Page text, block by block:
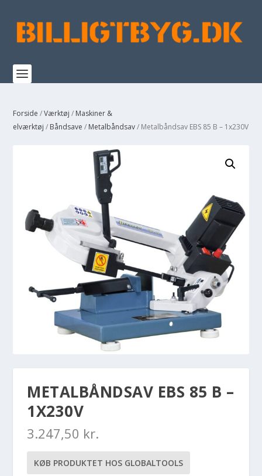
Forside /Værktøj / Maskiner &
elværktøj / Båndsave / Metalbåndsav/ Metalbåndsav EBS 85 B – 1x230V
METALBÅNDSAV EBS 85 B –
1X230V
3.247,50 kr.
KØB PRODUKTET HOS GLOBALTOOLS